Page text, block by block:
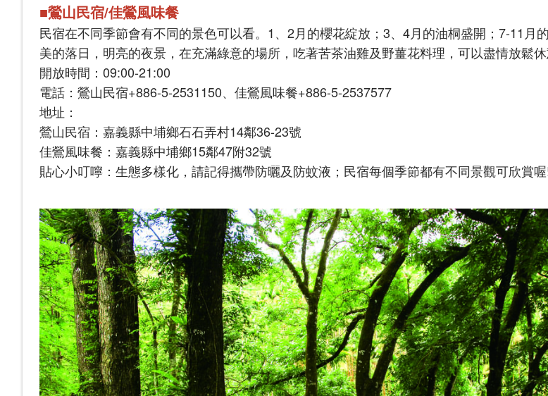
■鶯山民宿/佳鶯風味餐
民宿在不同季節會有不同的景色可以看。1、2月的櫻花綻放；3、4月的油桐盛開；7-11月
美的落日，明亮的夜景，在充滿綠意的場所，吃著苦茶油雞及野薑花料理，可以盡情放鬆休
開放時間：09:00-21:00
電話：鶯山民宿+886-5-2531150、佳鶯風味餐+886-5-2537577
地址：
鶯山民宿：嘉義縣中埔鄉石石弄村14鄰36-23號
佳鶯風味餐：嘉義縣中埔鄉15鄰47附32號
貼心小叮嚀：生態多樣化，請記得攜帶防曬及防蚊液；民宿每個季節都有不同景觀可欣賞